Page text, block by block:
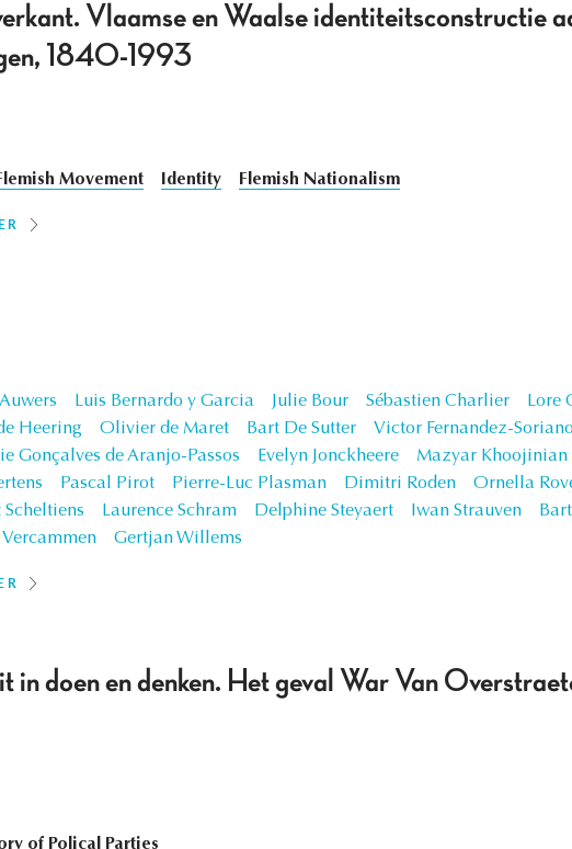
Vlaamse en Waalse identiteitsconstructie
1840-1993
Movement Identity Flemish Nationalism
Luis Bernardo y Garcia Julie Bour Sébastien Charlier
Lore
Heering
Olivier de Maret Bart De Sutter
Victor Fernandez-Soriano
Gonçalves de Aranjo-Passos
Evelyn Jonckheere
Mazyar Khoojinian
Pascal Pirot Pierre-Luc Plasman Dimitri Roden
Ornella
Laurence Schram Delphine Steyaert Iwan Strauven
Gertjan Willems
in doen en denken. Het geval War Van
of Polical Parties